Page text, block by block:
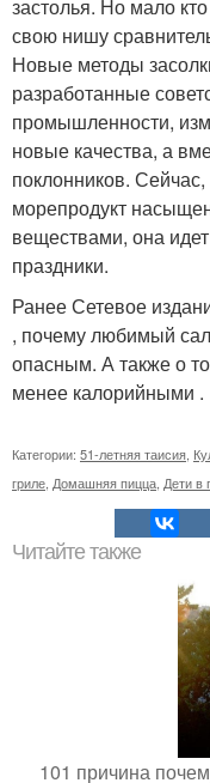
застолья. Но мало
свою нишу
Новые методы
разработанные
промышленности,
новые качества, а
поклонников. Сейчас,
морепродукт
веществами, она
праздники.
Ранее Сетевое
, почему любимый
опасным. А также о
менее калорийными .
Категории: 51-летняя таисия,
гриле, Домашняя пицца, Дети в
Читайте также
101 причина